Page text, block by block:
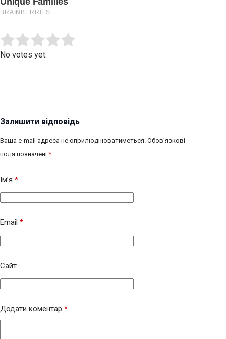
Rate this item:
No votes yet.
Залишити відповідь
Ваша e-mail адреса не оприлюднюватиметься. Обов’язкові
поля позначені *
Ім’я *
Email *
Сайт
Додати коментар *